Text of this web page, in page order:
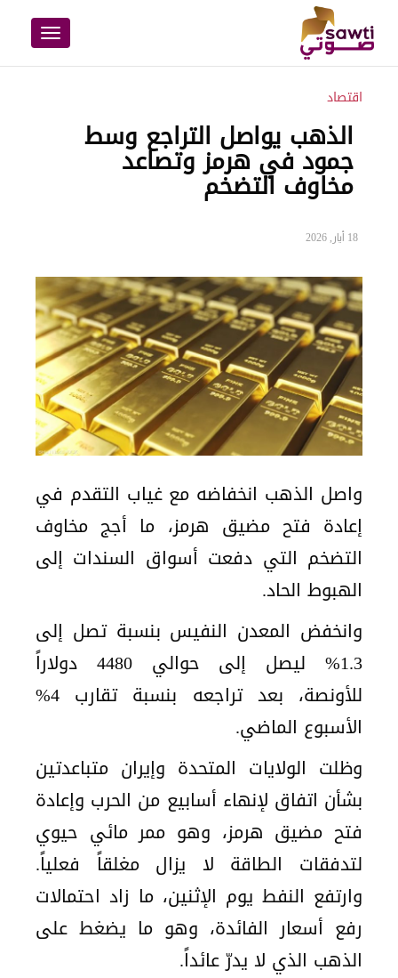
Toggle
navigation
اقتصاد
الذهب يواصل التراجع وسط
جمود في هرمز وتصاعد
مخاوف التضخم
18 أيار, 2026
واصل الذهب انخفاضه مع غياب التقدم في
إعادة فتح مضيق هرمز، ما أجج مخاوف
التضخم التي دفعت أسواق السندات إلى
الهبوط الحاد.
وانخفض المعدن النفيس بنسبة تصل إلى
1.3% ليصل إلى حوالي 4480 دولاراً
للأونصة، بعد تراجعه بنسبة تقارب 4%
الأسبوع الماضي.
وظلت الولايات المتحدة وإيران متباعدتين
بشأن اتفاق لإنهاء أسابيع من الحرب وإعادة
فتح مضيق هرمز، وهو ممر مائي حيوي
لتدفقات الطاقة لا يزال مغلقاً فعلياً.
وارتفع النفط يوم الإثنين، ما زاد احتمالات
رفع أسعار الفائدة، وهو ما يضغط على
الذهب الذي لا يدرّ عائداً.